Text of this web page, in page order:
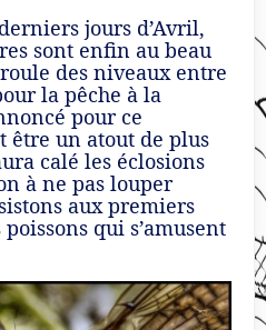
jours d’Avril,
sont enfin au beau
des niveaux entre
la pêche à la
pour ce
être un atout de plus
calé les éclosions
à ne pas louper
aux premiers
qui s’amusent